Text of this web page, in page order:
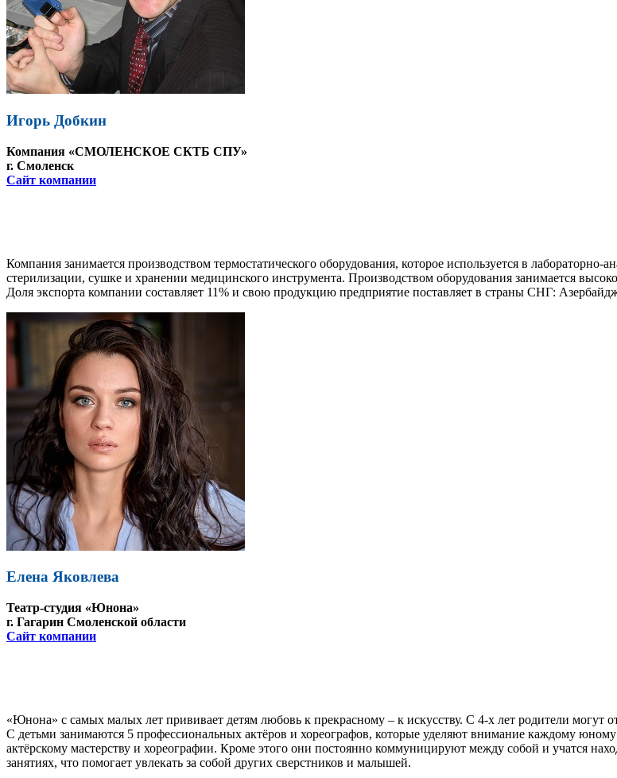
Игорь Добкин
Компания «СМОЛЕНСКОЕ СКТБ СПУ»
г. Смоленск
Сайт компании
Компания занимается производством термостатического оборудования, которое используется в лабораторно-
стерилизации, сушке и хранении медицинского инструмента. Производством оборудования занимается
Доля экспорта компании составляет 11% и свою продукцию предприятие поставляет в страны СНГ:
Елена Яковлева
Театр-студия «Юнона»
г. Гагарин Смоленской области
Сайт компании
«Юнона» с самых малых лет прививает детям любовь к прекрасному – к искусству. С 4-х лет родители могут
С детьми занимаются 5 профессиональных актёров и хореографов, которые уделяют внимание каждому
актёрскому мастерству и хореографии. Кроме этого они постоянно коммуницируют между собой и учатся
занятиях, что помогает увлекать за собой других сверстников и малышей.